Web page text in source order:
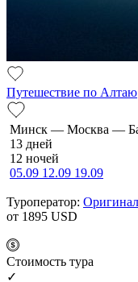
Путешествие по Алтаю
Минск — Москва —
13 дней
12 ночей
05.09 12.09 19.09
Туроператор:
от 1895 USD
Cтоимость тура
✓